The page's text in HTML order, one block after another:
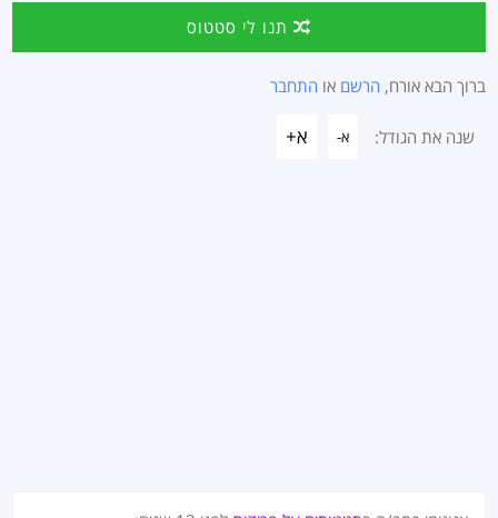
תנו לי סטטוס
ברוך הבא אורח, הרשם או התחבר
שנה את הגודל: א- א+